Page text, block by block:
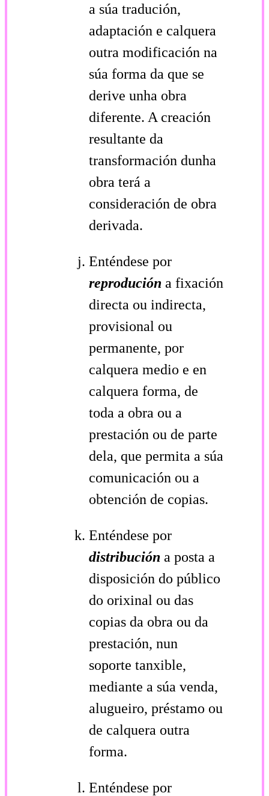
a súa tradución,
adaptación e calquera
outra modificación na
súa forma da que se
derive unha obra
diferente. A creación
resultante da
transformación dunha
obra terá a
consideración de obra
derivada.
Enténdese por
reprodución a fixación
directa ou indirecta,
provisional ou
permanente, por
calquera medio e en
calquera forma, de
toda a obra ou a
prestación ou de parte
dela, que permita a súa
comunicación ou a
obtención de copias.
Enténdese por
distribución a posta a
disposición do público
do orixinal ou das
copias da obra ou da
prestación, nun
soporte tanxible,
mediante a súa venda,
alugueiro, préstamo ou
de calquera outra
forma.
Enténdese por